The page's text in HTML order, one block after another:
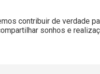
contribuir de verdade
sonhos e